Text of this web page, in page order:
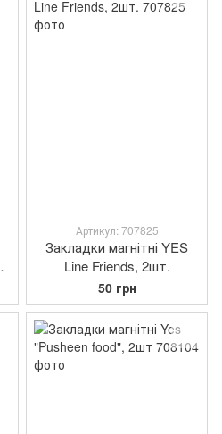
Артикул: 707825
Закладки магнітні YES
Line Friends, 2шт.
50 грн